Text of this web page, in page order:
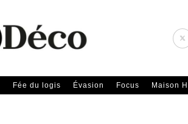
Fée du logis Évasion Focus Maison